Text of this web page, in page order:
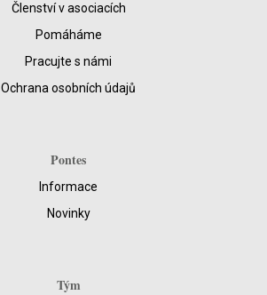
Členství v asociacích
Pomáháme
Pracujte s námi
Ochrana osobních údajů
Pontes
Informace
Novinky
Tým